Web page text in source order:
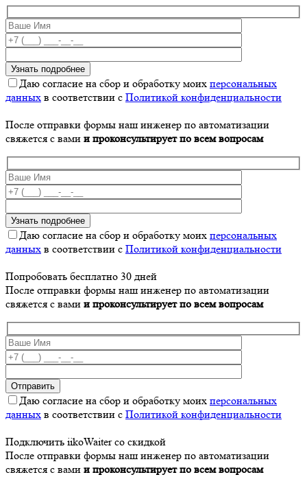
Даю согласие на сбор и обработку моих персональных
данных в соответствии с Политикой конфиденциальности
После отправки формы наш инженер по автоматизации
свяжется с вами и проконсультирует по всем вопросам
Даю согласие на сбор и обработку моих персональных
данных в соответствии с Политикой конфиденциальности
Попробовать бесплатно 30 дней
После отправки формы наш инженер по автоматизации
свяжется с вами и проконсультирует по всем вопросам
Даю согласие на сбор и обработку моих персональных
данных в соответствии с Политикой конфиденциальности
Подключить iikoWaiter со скидкой
После отправки формы наш инженер по автоматизации
свяжется с вами и проконсультирует по всем вопросам